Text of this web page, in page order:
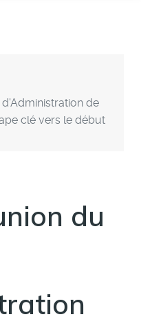
de
clé vers le début
du